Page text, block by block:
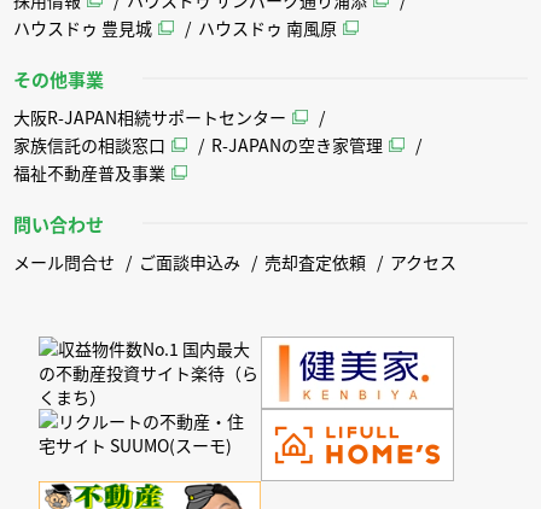
ハウスドゥ 豊見城
ハウスドゥ 南風原
その他事業
大阪R-JAPAN相続サポートセンター
家族信託の相談窓口
R-JAPANの空き家管理
福祉不動産普及事業
問い合わせ
メール問合せ ご面談申込み 売却査定依頼 アクセス